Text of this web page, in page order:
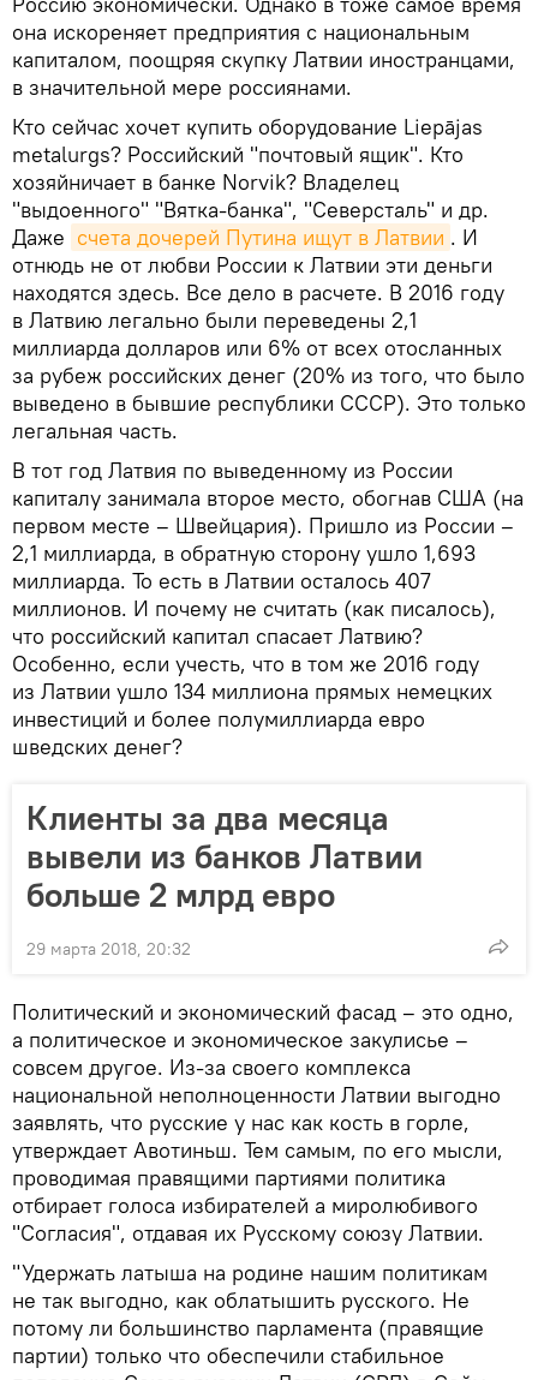
она искореняет предприятия с национальным
капиталом, поощряя скупку Латвии иностранцами,
в значительной мере россиянами.
Кто сейчас хочет купить оборудование Liepājas
metalurgs? Российский "почтовый ящик". Кто
хозяйничает в банке Norvik? Владелец
"выдоенного" "Вятка-банка", "Северсталь" и др.
Даже счета дочерей Путина ищут в Латвии . И
отнюдь не от любви России к Латвии эти деньги
находятся здесь. Все дело в расчете. В 2016 году
в Латвию легально были переведены 2,1
миллиарда долларов или 6% от всех отосланных
за рубеж российских денег (20% из того, что было
выведено в бывшие республики СССР). Это только
легальная часть.
В тот год Латвия по выведенному из России
капиталу занимала второе место, обогнав США (на
первом месте – Швейцария). Пришло из России –
2,1 миллиарда, в обратную сторону ушло 1,693
миллиарда. То есть в Латвии осталось 407
миллионов. И почему не считать (как писалось),
что российский капитал спасает Латвию?
Особенно, если учесть, что в том же 2016 году
из Латвии ушло 134 миллиона прямых немецких
инвестиций и более полумиллиарда евро
шведских денег?
Клиенты за два месяца
вывели из банков Латвии
больше 2 млрд евро
29 марта 2018, 20:32
Политический и экономический фасад – это одно,
а политическое и экономическое закулисье –
совсем другое. Из-за своего комплекса
национальной неполноценности Латвии выгодно
заявлять, что русские у нас как кость в горле,
утверждает Авотиньш. Тем самым, по его мысли,
проводимая правящими партиями политика
отбирает голоса избирателей а миролюбивого
"Согласия", отдавая их Русскому союзу Латвии.
"Удержать латыша на родине нашим политикам
не так выгодно, как облатышить русского. Не
потому ли большинство парламента (правящие
партии) только что обеспечили стабильное